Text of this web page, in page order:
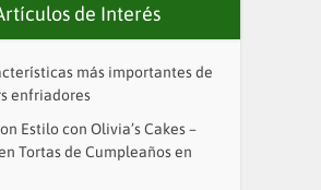
de Interés
más importantes de
enfriadores
Estilo con Olivia’s Cakes –
Tortas de Cumpleaños en